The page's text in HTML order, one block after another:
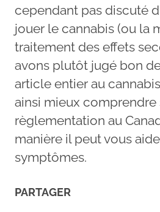
cependant pas discuté
jouer le cannabis (ou la
traitement des effets
avons plutôt jugé bon
article entier au
ainsi mieux comprendre
règlementation au
manière il peut vous
symptômes.
PARTAGER